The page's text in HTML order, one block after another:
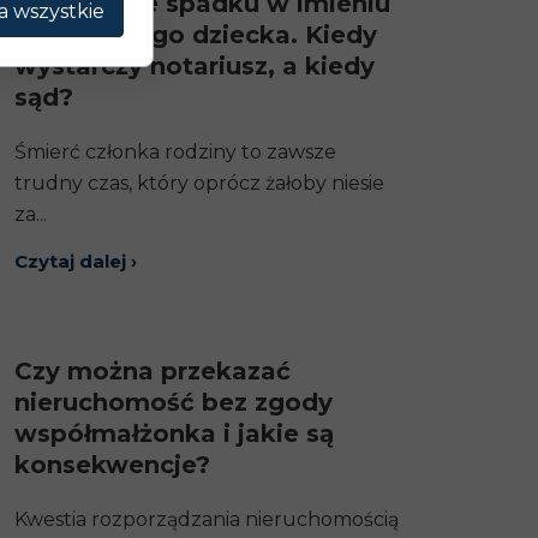
małoletniego dziecka. Kiedy
wystarczy notariusz, a kiedy
sąd?
Śmierć członka rodziny to zawsze
trudny czas, który oprócz żałoby niesie
za...
Czytaj dalej ›
Czy można przekazać
nieruchomość bez zgody
współmałżonka i jakie są
konsekwencje?
Kwestia rozporządzania nieruchomością
wszystkie